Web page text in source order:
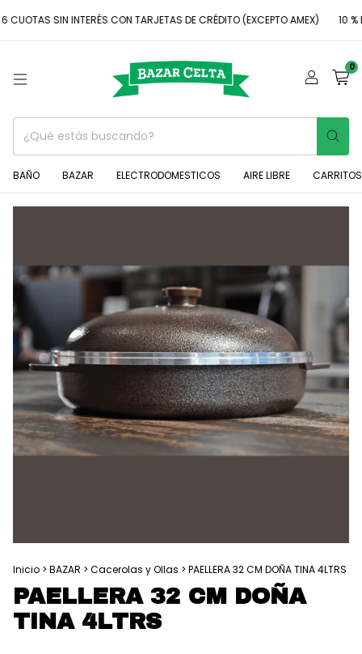
SIN INTERÉS CON TARJETAS DE CRÉDITO (EXCEPTO AMEX) 10 %
0
BAÑO BAZAR ELECTRODOMESTICOS AIRE LIBRE
Inicio > BAZAR > Cacerolas y Ollas > PAELLERA 32 CM DOÑA TINA 4LTRS
PAELLERA 32 CM DOÑA
TINA 4LTRS